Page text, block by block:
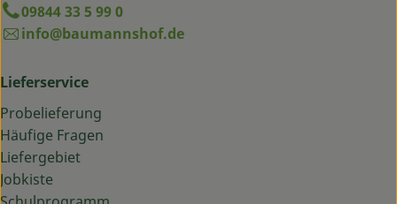
09844 33 5 99 0
info@baumannshof.de
Lieferservice
Probelieferung
Häufige Fragen
Liefergebiet
Jobkiste